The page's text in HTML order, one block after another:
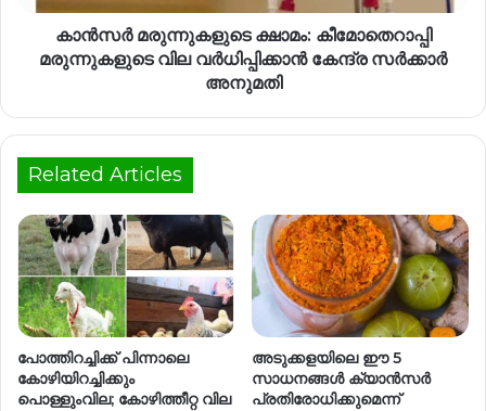
കാൻസർ മരുന്നുകളുടെ ക്ഷാമം: കീമോതെറാപ്പി
മരുന്നുകളുടെ വില വർധിപ്പിക്കാൻ കേന്ദ്ര സർക്കാർ
അനുമതി
Related Articles
പോത്തിറച്ചിക്ക് പിന്നാലെ
കോഴിയിറച്ചിക്കും
പൊള്ളുംവില; കോഴിത്തീറ്റ വില
അടുക്കളയിലെ ഈ 5
സാധനങ്ങൾ ക്യാൻസർ
പ്രതിരോധിക്കുമെന്ന്